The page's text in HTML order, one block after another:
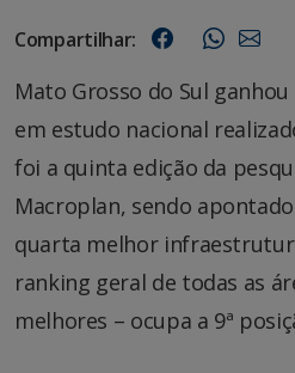
Compartilhar:
Mato Grosso do Sul
em estudo nacional
foi a quinta edição da
Macroplan, sendo
quarta melhor
ranking geral de todas as
melhores – ocupa a 9ª